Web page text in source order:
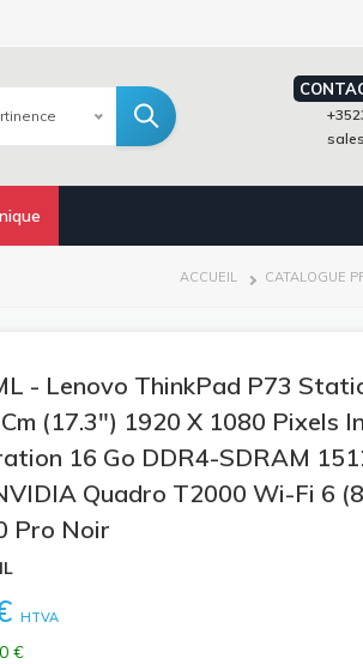
FIL
ACCUEIL CATALOGUE
- Lenovo ThinkPad P73
(17.3") 1920 X 1080 Pixels
16 Go DDR4-SDRAM
Quadro T2000 Wi-Fi 6
Pro Noir
HTVA
€